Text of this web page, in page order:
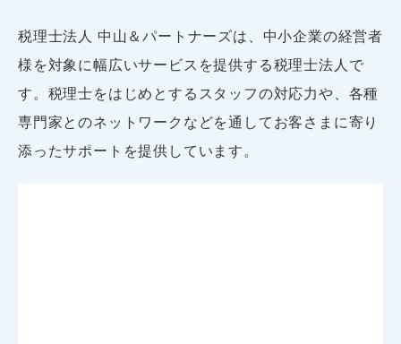
税理士法人 中山＆パートナーズは、中小企業の経営者
様を対象に幅広いサービスを提供する税理士法人で
す。 税理士をはじめとするスタッフの対応力や、各種
専門家とのネットワークなどを通してお客さまに寄り
添ったサポートを提供しています。